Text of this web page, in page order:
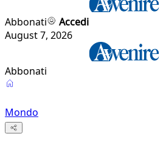
Abbonati
Accedi
August 7, 2026
Abbonati
Mondo